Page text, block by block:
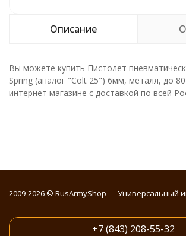
Описание
Вы можете купить Пистолет
Spring (аналог "Colt 25") 6мм, металл, до
интернет магазине с доставкой по всей
2009-2026 © RusArmyShop — Универсальный
+7 (843) 208-55-32